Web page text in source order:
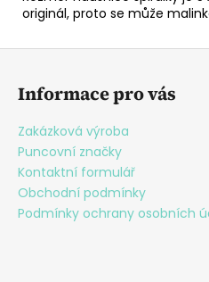
originál, proto se může
Z
Informace pro vás
Zakázková výroba
Puncovní značky
Kontaktní formulář
Obchodní podmínky
Podmínky ochrany osobních